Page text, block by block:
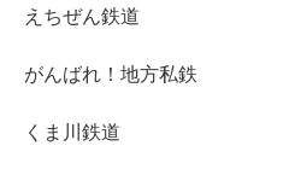
えちぜん鉄道
がんばれ！地方私鉄
くま川鉄道